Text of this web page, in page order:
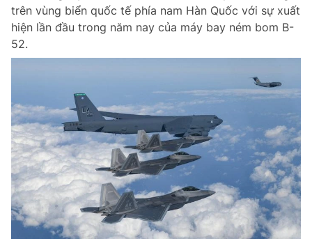
trên vùng biển quốc tế phía nam Hàn Quốc với sự xuất
hiện lần đầu trong năm nay của máy bay ném bom B-
52.